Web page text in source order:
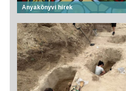
Anyakönyvi hírek